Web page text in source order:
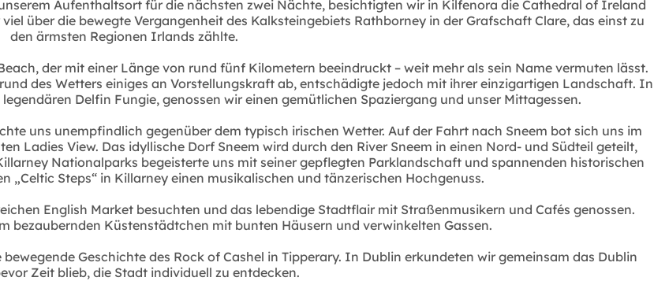
Aufenthaltsort für die nächsten zwei Nächte, besichtigten wir in Kilfenora die Cathedral of Ireland
über die bewegte Vergangenheit des Kalksteingebiets Rathborney in der Grafschaft Clare, das einst zu
den ärmsten Regionen Irlands zählte.
der mit einer Länge von rund fünf Kilometern beeindruckt – weit mehr als sein Name vermuten lässt.
des Wetters einiges an Vorstellungskraft ab, entschädigte jedoch mit ihrer einzigartigen Landschaft. In
Delfin Fungie, genossen wir einen gemütlichen Spaziergang und unser Mittagessen.
uns unempfindlich gegenüber dem typisch irischen Wetter. Auf der Fahrt nach Sneem bot sich uns im
Ladies View. Das idyllische Dorf Sneem wird durch den River Sneem in einen Nord- und Südteil geteilt,
Nationalparks begeisterte uns mit seiner gepflegten Parklandschaft und spannenden historischen
„Celtic Steps“ in Killarney einen musikalischen und tänzerischen Hochgenuss.
English Market besuchten und das lebendige Stadtflair mit Straßenmusikern und Cafés genossen.
bezaubernden Küstenstädtchen mit bunten Häusern und verwinkelten Gassen.
Geschichte des Rock of Cashel in Tipperary. In Dublin erkundeten wir gemeinsam das Dublin
Zeit blieb, die Stadt individuell zu entdecken.